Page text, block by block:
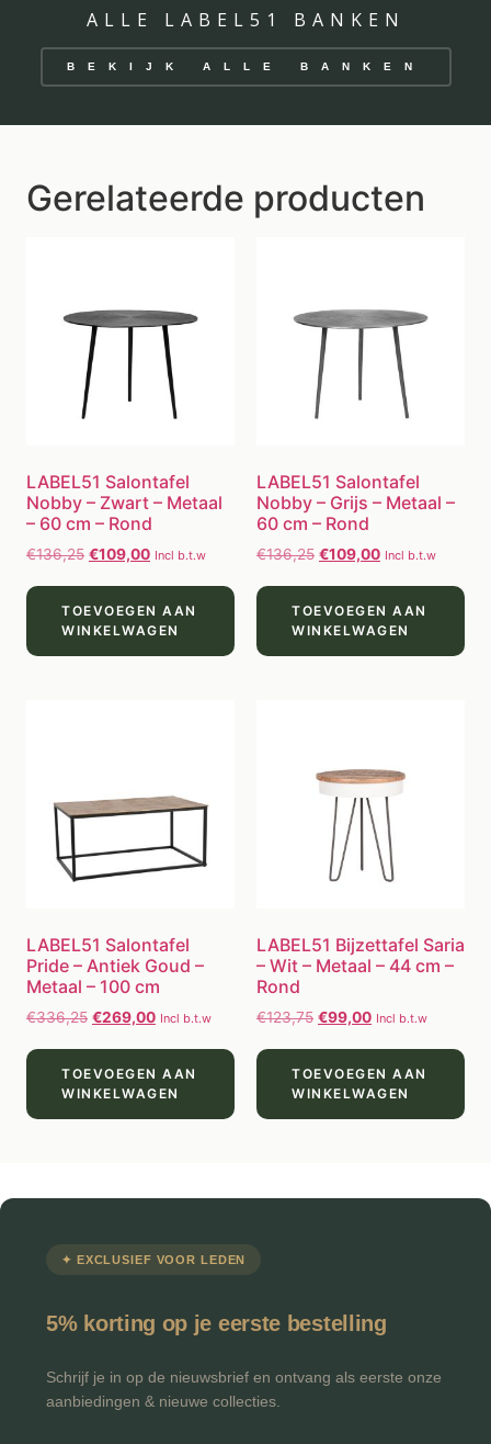
ALLE LABEL51 BANKEN
BEKIJK ALLE BANKEN
Gerelateerde producten
LABEL51 Salontafel
Nobby – Zwart – Metaal
– 60 cm – Rond
€136,25 €109,00 Incl b.t.w
TOEVOEGEN AAN
WINKELWAGEN
LABEL51 Salontafel
Nobby – Grijs – Metaal –
60 cm – Rond
€136,25 €109,00 Incl b.t.w
TOEVOEGEN AAN
WINKELWAGEN
LABEL51 Salontafel
Pride – Antiek Goud –
Metaal – 100 cm
€336,25 €269,00 Incl b.t.w
TOEVOEGEN AAN
WINKELWAGEN
LABEL51 Bijzettafel Saria
– Wit – Metaal – 44 cm –
Rond
€123,75 €99,00 Incl b.t.w
TOEVOEGEN AAN
WINKELWAGEN
✦ EXCLUSIEF VOOR LEDEN
5% korting op je eerste bestelling
Schrijf je in op de nieuwsbrief en ontvang als eerste onze
aanbiedingen & nieuwe collecties.